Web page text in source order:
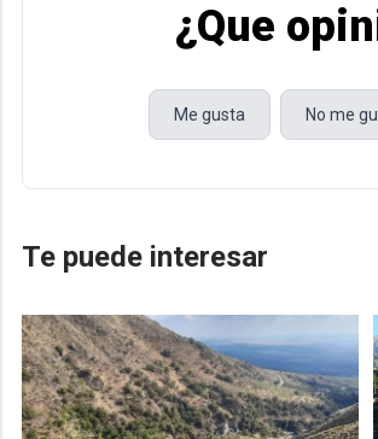
¿Que
Me gusta No me
Te puede interesar